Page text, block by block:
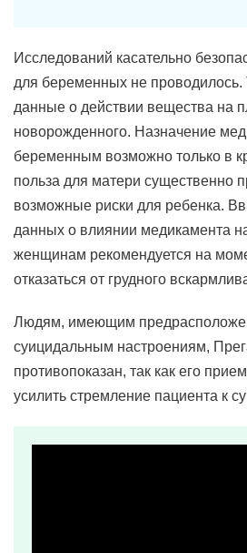
Исследований касательно
для беременных не проводилось.
данные о действии вещества на
новорожденного. Назначение
беременным возможно только в
польза для матери существенно
возможные риски для ребенка.
данных о влиянии медикамента
женщинам рекомендуется на
отказаться от грудного
Людям, имеющим
суицидальным настроениям,
противопоказан, так как его
усилить стремление пациента к